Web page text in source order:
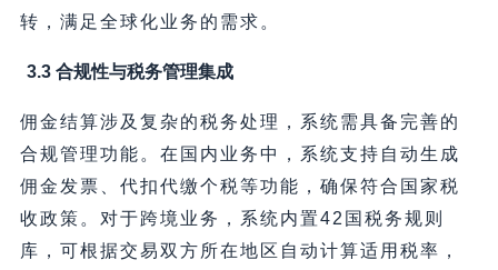
转，满足全球化业务的需求。
3.3 合规性与税务管理集成
佣金结算涉及复杂的税务处理，系统需具备完善的
合规管理功能。在国内业务中，系统支持自动生成
佣金发票、代扣代缴个税等功能，确保符合国家税
收政策。对于跨境业务，系统内置42国税务规则
库，可根据交易双方所在地区自动计算适用税率，